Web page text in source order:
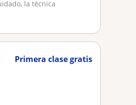
la técnica
Primera clase gratis